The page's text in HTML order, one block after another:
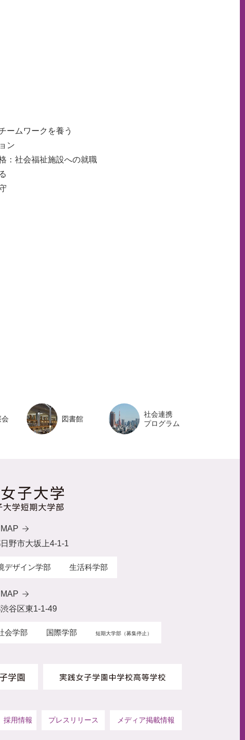
ームワークを養う
ン
：社会福祉施設への就職
図書館
社会連携
プログラム
MAP
野市大坂上4-1-1
デザイン学部 生活科学部
MAP
谷区東1-1-49
会学部 国際学部 短期大学部（募集停止）
採用情報 プレスリリース メディア掲載情報